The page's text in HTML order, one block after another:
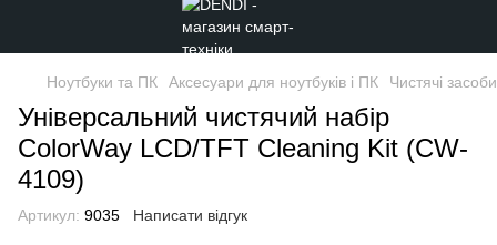
Ноутбуки та ПК Аксесуари для ноутбуків і ПК Чистячі засоби
Універсальний чистячий набір
ColorWay LCD/TFT Cleaning Kit (CW-
4109)
Артикул: 9035 Написати відгук